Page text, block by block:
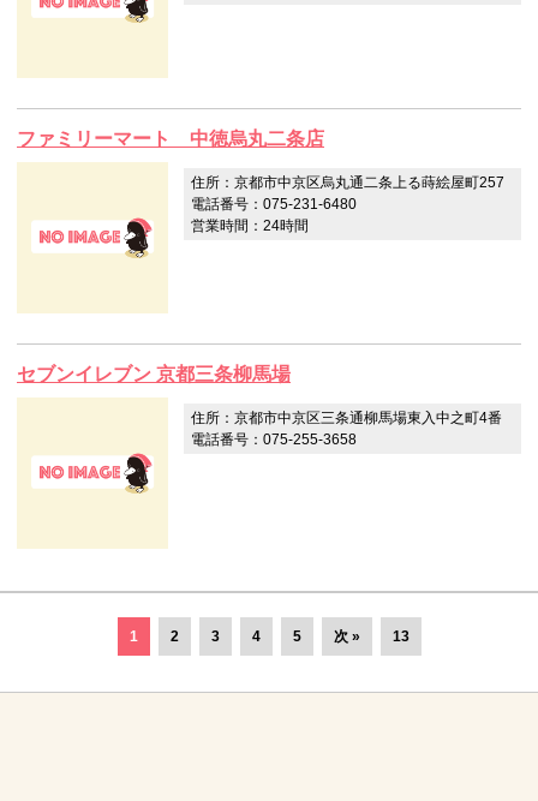
ファミリーマート 中徳烏丸二条店
住所：京都市中京区烏丸通二条上る蒔絵屋町257
電話番号：075-231-6480
営業時間：24時間
セブンイレブン 京都三条柳馬場
住所：京都市中京区三条通柳馬場東入中之町4番
電話番号：075-255-3658
1 2 3 4 5 次 » 13